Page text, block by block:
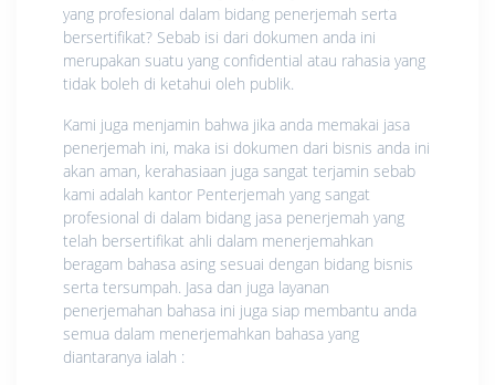
yang profesional dalam bidang penerjemah serta
bersertifikat? Sebab isi dari dokumen anda ini
merupakan suatu yang confidential atau rahasia yang
tidak boleh di ketahui oleh publik.
Kami juga menjamin bahwa jika anda memakai jasa
penerjemah ini, maka isi dokumen dari bisnis anda ini
akan aman, kerahasiaan juga sangat terjamin sebab
kami adalah kantor Penterjemah yang sangat
profesional di dalam bidang jasa penerjemah yang
telah bersertifikat ahli dalam menerjemahkan
beragam bahasa asing sesuai dengan bidang bisnis
serta tersumpah. Jasa dan juga layanan
penerjemahan bahasa ini juga siap membantu anda
semua dalam menerjemahkan bahasa yang
diantaranya ialah :